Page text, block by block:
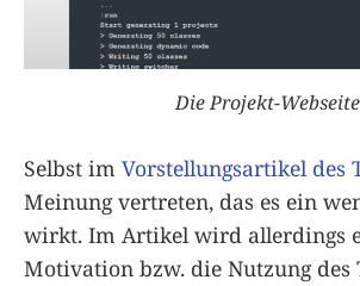
Die Projekt-Webseite
Selbst im Vorstellungsartikel des
Meinung vertreten, das es ein
wirkt. Im Artikel wird allerdings
Motivation bzw. die Nutzung des